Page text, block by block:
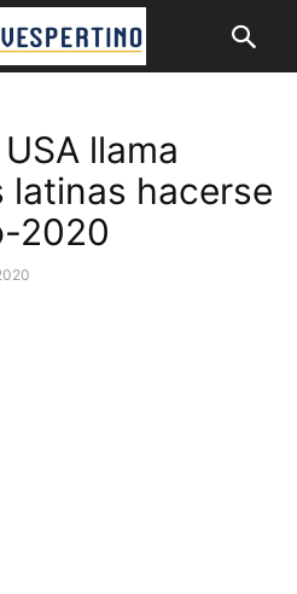
llama
latinas hacerse
2020